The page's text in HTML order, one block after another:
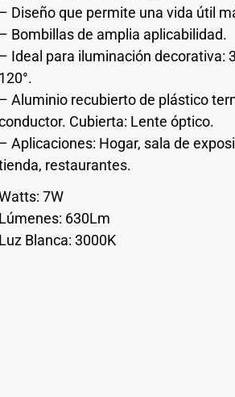
– Diseño que permite una vida útil
– Bombillas de amplia aplicabilidad.
– Ideal para iluminación decorativa:
120°.
– Aluminio recubierto de plástico
Cubierta: Lente óptico.
– Aplicaciones: Hogar, sala de
restaurantes.
7W
Lúmenes: 630Lm
Luz Blanca: 3000K